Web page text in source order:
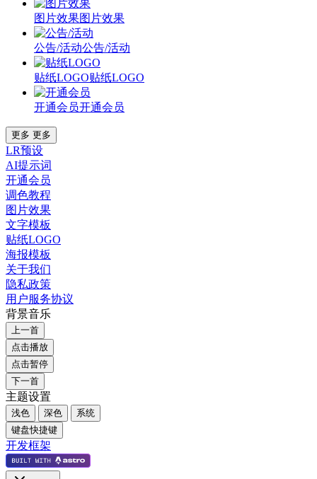
图片效果图片效果
公告/活动公告/活动
贴纸LOGO贴纸LOGO
开通会员开通会员
更多 更多
LR预设
AI提示词
开通会员
调色教程
图片效果
文字模板
贴纸LOGO
海报模板
关于我们
隐私政策
用户服务协议
背景音乐
上一首
点击播放
点击暂停
下一首
主题设置
浅色 深色
系统
键盘快捷键
开发框架